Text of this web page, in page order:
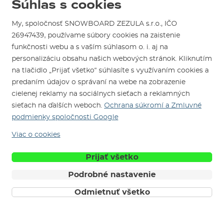
Návody na použitie a údržbu
Kontakty
Test the Best
SNOWBOARD ZEZULA Team
Ako si vybrať vybavenie
Mapa a ako k nám
Parkovanie
Požičovňa
Servis a opravy
Sme overený e-shop.
Naši spokojní zákazníci nám udelili
CertifikátOverené zákazníkmi.
Sme tu pre Vás od roku 1996
Obchodné podmienkyCookiesOchrana osobných údajov
Súhlas s cookies
My, spoločnosť SNOWBOARD ZEZULA s.r.o., IČO
26947439, používame súbory cookies na zaistenie
funkčnosti webu a s vaším súhlasom o. i. aj na
personalizáciu obsahu našich webových stránok. Kliknutím
na tlačidlo „Prijať všetko“ súhlasíte s využívaním cookies a
predaním údajov o správaní na webe na zobrazenie
cielenej reklamy na sociálnych sieťach a reklamných
sieťach na ďalších weboch. Ochrana súkromí a Zmluvné
podmienky spoločnosti Google
Viac o cookies
Prijať všetko
Podrobné nastavenie
Odmietnuť všetko